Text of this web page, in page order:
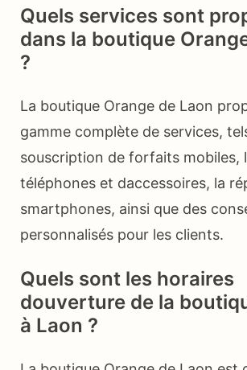
Quels services sont
dans la boutique
?
La boutique Orange de Laon
gamme complète de services,
souscription de forfaits mobiles,
téléphones et daccessoires, la
smartphones, ainsi que des
personnalisés pour les clients.
Quels sont les horaires
douverture de la
à Laon ?